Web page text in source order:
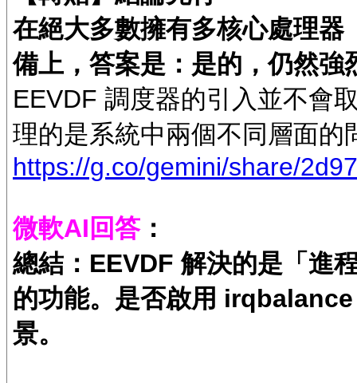
在絕大多數擁有多核心處理
備上，答案是：是的，仍然
EEVDF 調度器的引入並不會
理的是系統中兩個不同層面的
https://g.co/gemini/share/
微軟AI回答：
總結：EEVDF 解決的是「進
的功能。是否啟用
景。